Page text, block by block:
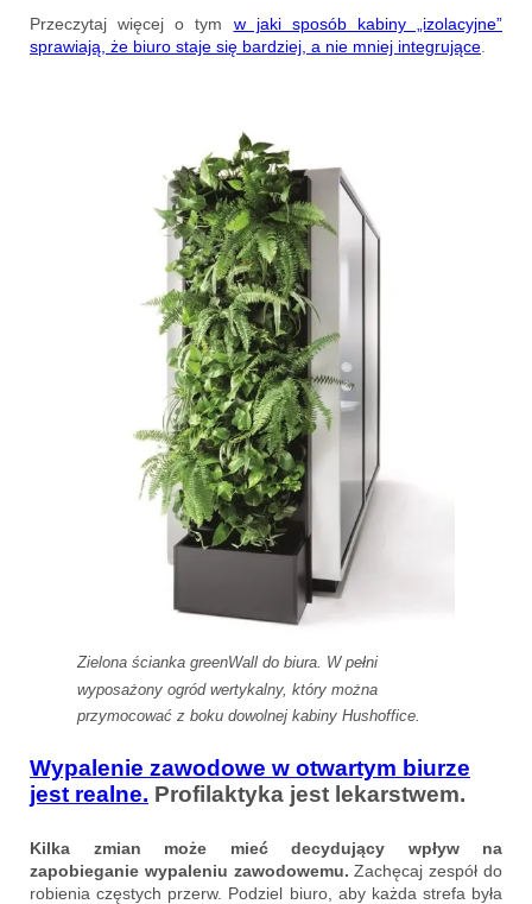
Przeczytaj więcej o tym w jaki sposób kabiny „izolacyjne”
sprawiają, że biuro staje się bardziej, a nie mniej integrujące
Zielona ścianka greenWall do biura. W pełni
wyposażony ogród wertykalny, który można
przymocować z boku dowolnej kabiny Hushoffice.
Wypalenie zawodowe w otwartym biurze
jest realne. Profilaktyka jest lekarstwem.
Kilka zmian może mieć decydujący wpływ na
zapobieganie wypaleniu zawodowemu.Zachęcaj zespół do
robienia częstych przerw. Podziel biuro, aby każda strefa była